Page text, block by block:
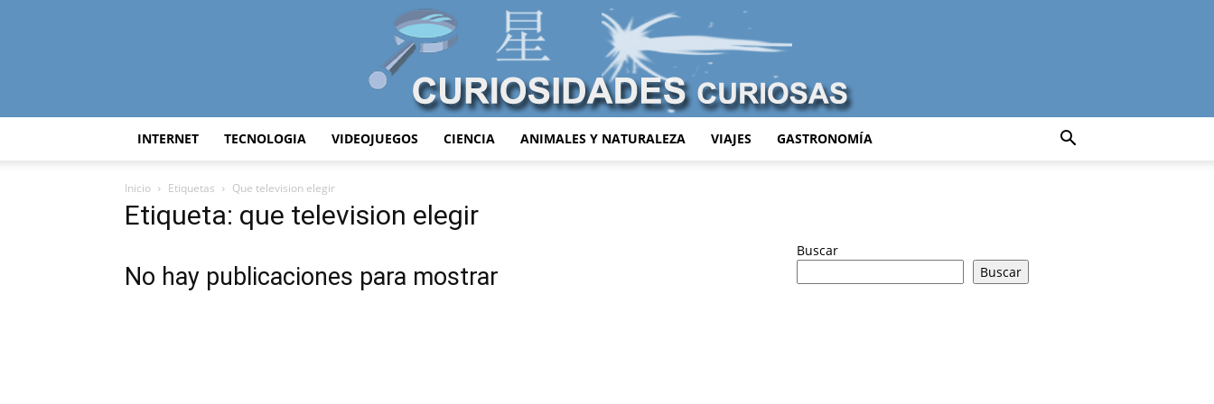
INTERNET TECNOLOGIA VIDEOJUEGOS CIENCIA ANIMALES Y NATURALEZA VIAJES GASTRONOMÍA
Inicio Etiquetas Que television elegir
Etiqueta: que television elegir
No hay publicaciones para mostrar
Buscar
Buscar